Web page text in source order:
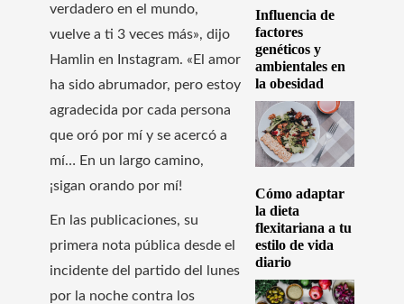
verdadero en el mundo,
vuelve a ti 3 veces más», dijo
Hamlin en Instagram. «El amor
ha sido abrumador, pero estoy
agradecida por cada persona
que oró por mí y se acercó a
mí… En un largo camino,
¡sigan orando por mí!
En las publicaciones, su
primera nota pública desde el
incidente del partido del lunes
por la noche contra los
Influencia de
factores
genéticos y
ambientales en
la obesidad
Cómo adaptar
la dieta
flexitariana a tu
estilo de vida
diario